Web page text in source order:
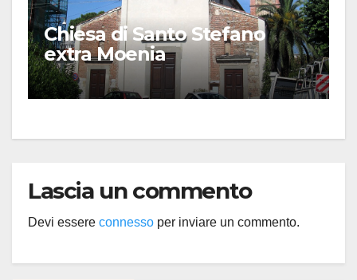
Chiesa di Santo Stefano
extra Moenia
Lascia un commento
Devi essere connesso per inviare un commento.